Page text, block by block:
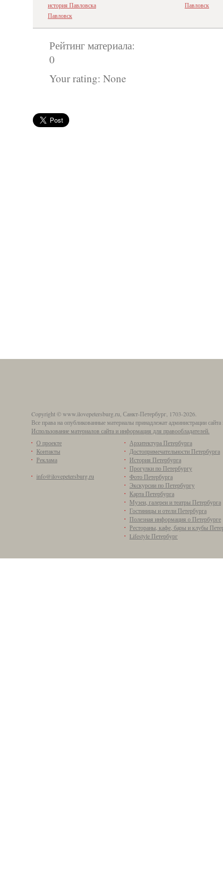
история Павловска
Павловск
Павловск
Рейтинг материала:
0
Your rating: None
Copyright © www.ilovepetersburg.ru, Санкт-Петербург, 1703-2026.
Все права на опубликованные материалы принадлежат администрации
Использование материалов сайта и информация для правообладателей.
О проекте
Контакты
Реклама
info@ilovepetersburg.ru
Архитектура Петербурга
Достопримечательности Петербурга
История Петербурга
Прогулки по Петербургу
Фото Петербурга
Экскурсии по Петербургу
Карта Петербурга
Музеи, галереи и театры Петербурга
Гостиницы и отели Петербурга
Полезная информация о Петербурге
Рестораны, кафе, бары и клубы
Lifestyle Петербург